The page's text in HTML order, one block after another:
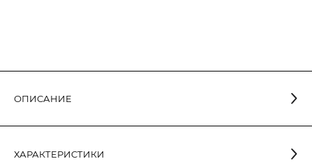
ОПИСАНИЕ
003 рассчитана на 15000 часов эксплуатации. Срок службы
этих LED ламп примерно в 30 раз выше, чем у такой
ХАРАКТЕРИСТИКИ